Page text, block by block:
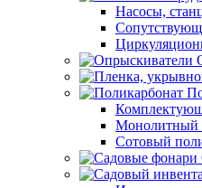
Насосы,
Монолитный
Сотовый